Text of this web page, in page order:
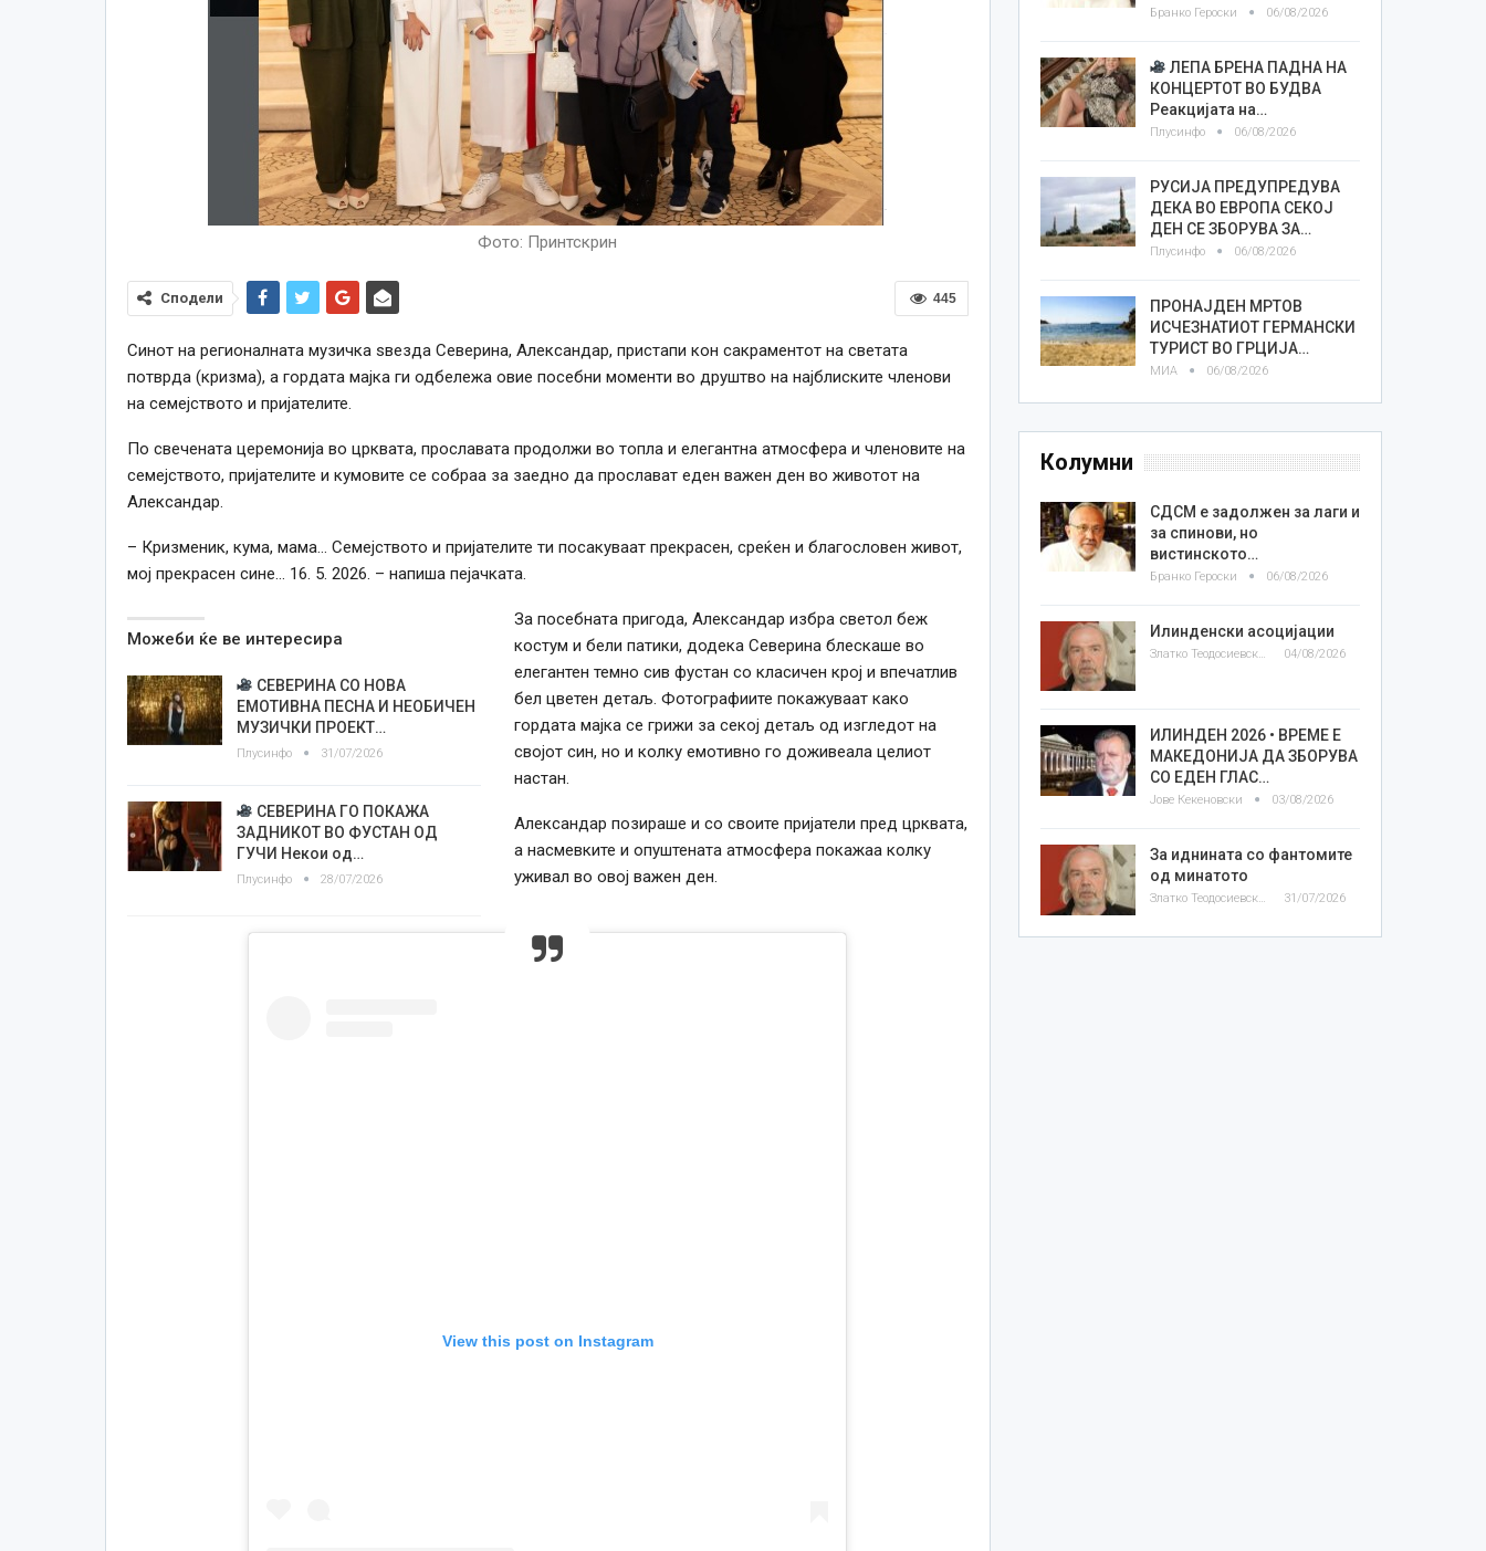
Фото: Принтскрин
445
Сподели
Синот на регионалната музичка ѕвезда Северина, Александар, пристапи кон сакраментот на светата
потврда (кризма), а гордата мајка ги одбележа овие посебни моменти во друштво на најблиските членови
на семејството и пријателите.
По свечената церемонија во црквата, прославата продолжи во топла и елегантна атмосфера и членовите на
семејството, пријателите и кумовите се собраа за заедно да прослават еден важен ден во животот на
Александар.
– Кризменик, кума, мама… Семејството и пријателите ти посакуваат прекрасен, среќен и благословен живот,
мој прекрасен сине… 16. 5. 2026. – напиша пејачката.
Можеби ќе ве интересира
СЕВЕРИНА СО НОВА
ЕМОТИВНА ПЕСНА И НЕОБИЧЕН
МУЗИЧКИ ПРОЕКТ…
Плусинфо 31/07/2026
СЕВЕРИНА ГО ПОКАЖА
ЗАДНИКОТ ВО ФУСТАН ОД
ГУЧИ Некои од…
Плусинфо 28/07/2026
За посебната пригода, Александар избра светол беж
костум и бели патики, додека Северина блескаше во
елегантен темно сив фустан со класичен крој и впечатлив
бел цветен детаљ. Фотографиите покажуваат како
гордата мајка се грижи за секој детаљ од изгледот на
својот син, но и колку емотивно го доживеала целиот
настан.
Александар позираше и со своите пријатели пред црквата,
а насмевките и опуштената атмосфера покажаа колку
уживал во овој важен ден.
View this post on Instagram
Бранко Героски 06/08/2026
ЛЕПА БРЕНА ПАДНА НА
КОНЦЕРТОТ ВО БУДВА
Реакцијата на…
Плусинфо 06/08/2026
РУСИЈА ПРЕДУПРЕДУВА
ДЕКА ВО ЕВРОПА СЕКОЈ
ДЕН СЕ ЗБОРУВА ЗА…
Плусинфо 06/08/2026
ПРОНАЈДЕН МРТОВ
ИСЧЕЗНАТИОТ ГЕРМАНСКИ
ТУРИСТ ВО ГРЦИЈА…
МИА 06/08/2026
Колумни
СДСМ е задолжен за лаги и
за спинови, но
вистинското…
Бранко Героски 06/08/2026
Илинденски асоцијации
Златко Теодосиевски 04/08/2026
ИЛИНДЕН 2026 • ВРЕМЕ Е
МАКЕДОНИЈА ДА ЗБОРУВА
СО ЕДЕН ГЛАС…
Јове Кекеновски 03/08/2026
За иднината со фантомите
од минатото
Златко Теодосиевски 31/07/2026